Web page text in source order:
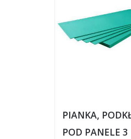
PIANKA,
POD PANELE